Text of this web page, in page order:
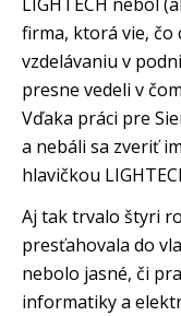
LIGHTECH nebol
firma, ktorá vie‚ čo
vzdelávaniu v
presne vedeli v
Vďaka práci pre
a nebáli sa zveriť
hlavičkou
Aj tak trvalo štyri
presťahovala do
nebolo jasné, či
informatiky a